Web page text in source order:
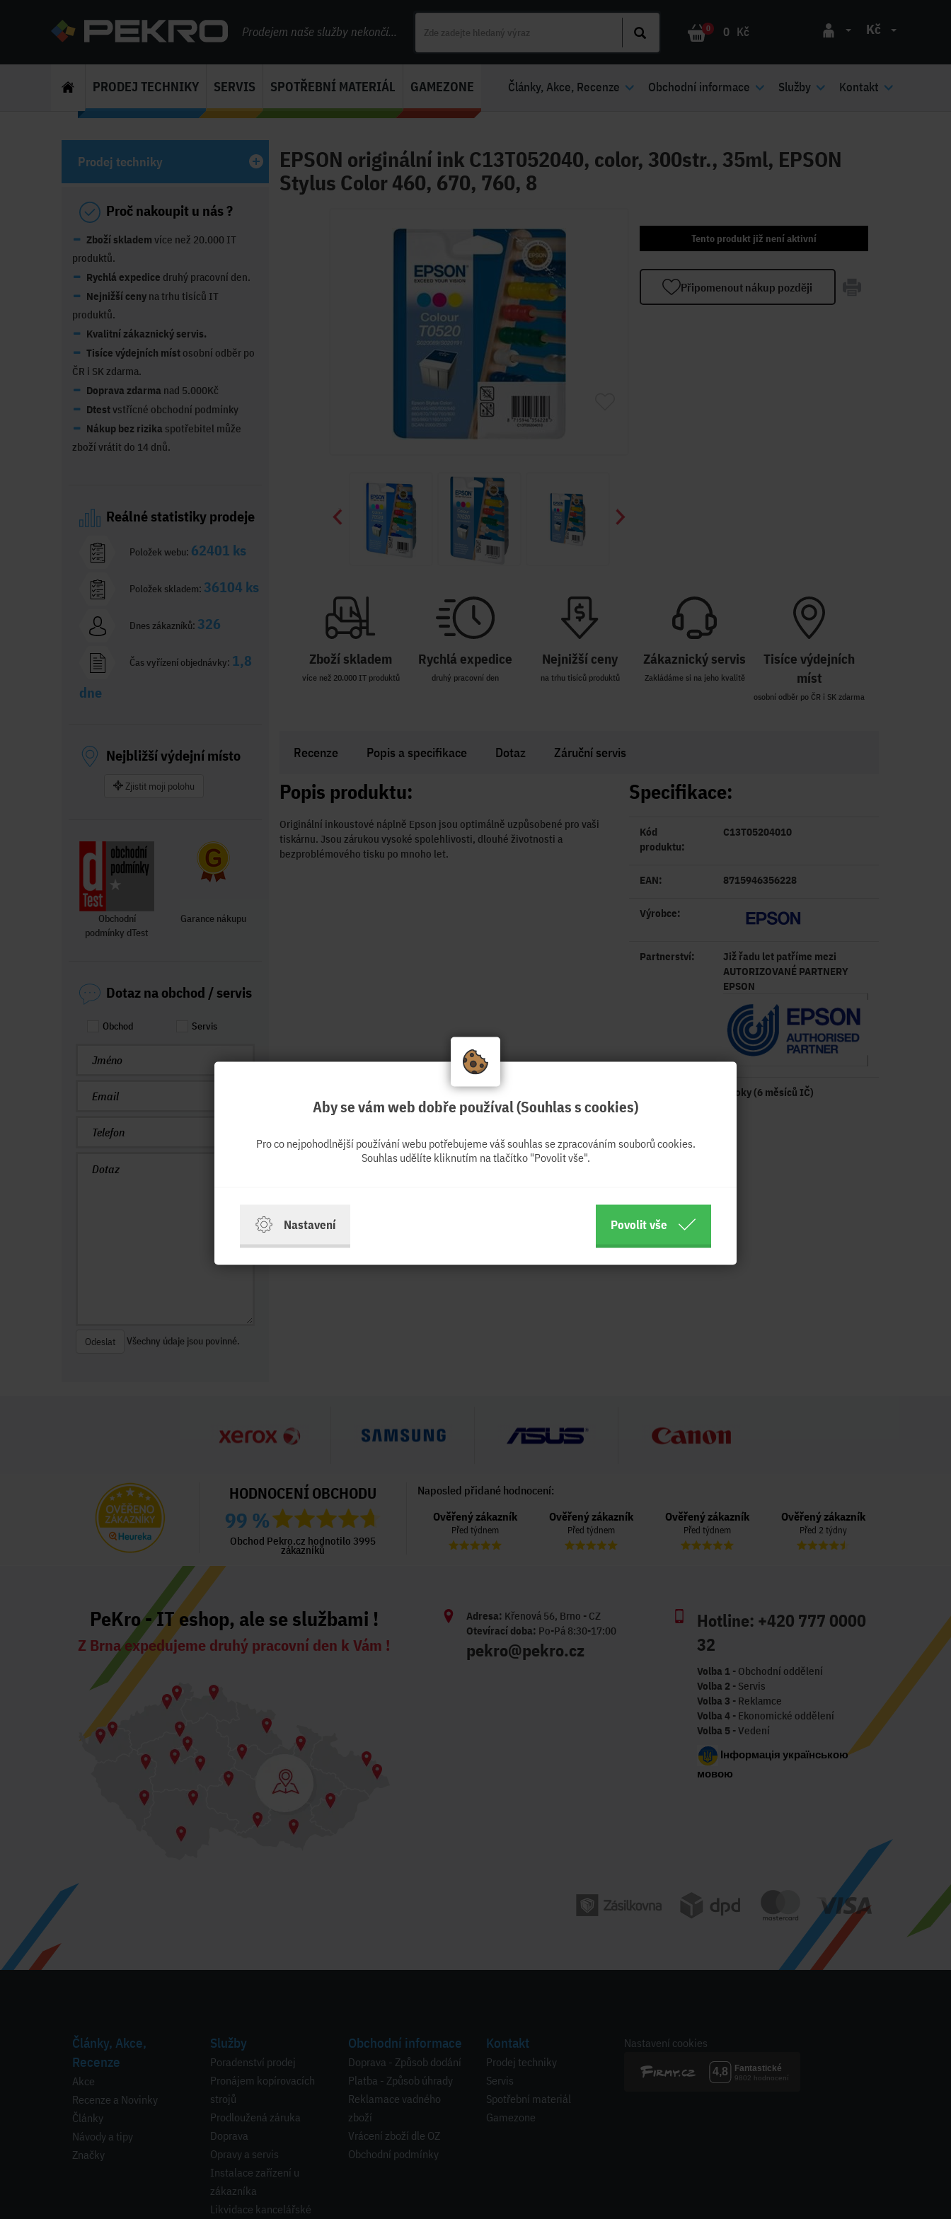
Prodejem naše služby nekončí... 0 0 Kč Kč
PRODEJ TECHNIKY SERVIS SPOTŘEBNÍ MATERIÁL GAMEZONE Články, Akce, Recenze Obchodní informace Služby Kontakt
EPSON originální ink C13T052040, color, 300str., 35ml, EPSON
Stylus Color 460, 670, 760, 8
Tento produkt již není aktivní
Připomenout nákup později
Zboží skladem
více než 20.000 IT produktů
Rychlá expedice
druhý pracovní den
Nejnižší ceny
na trhu tisíců produktů
Zákaznický servis
Zakládáme si na jeho kvalitě
Tisíce výdejních
míst
osobní odběr po ČR i SK zdarma
Recenze Popis a specifikace Dotaz Záruční servis
Popis produktu:
Originální inkoustové náplně Epson jsou optimálně uzpůsobené pro vaši
tiskárnu. Jsou zárukou vysoké spolehlivosti, dlouhé životnosti a
bezproblémového tisku po mnoho let.
Specifikace:
Kód
produktu:
C13T05204010
EAN: 8715946356228
Výrobce:
Partnerství:
Již řadu let patříme mezi
AUTORIZOVANÉ PARTNERY
EPSON
2 roky (6 měsíců IČ)
Prodej techniky
Proč nakoupit u nás ?
Zboží skladem více než 20.000 IT
produktů.
Rychlá expedice druhý pracovní den.
Nejnižší ceny na trhu tisíců IT
produktů.
Kvalitní zákaznický servis.
Tisíce výdejních míst osobní odběr po
ČR i SK zdarma.
Doprava zdarma nad 5.000Kč
Dtestvstřícné obchodní podmínky
Nákup bez rizika spotřebitel může
zboží vrátit do 14 dnů.
Reálné statistiky prodeje
Položek webu: 62401 ks
Položek skladem: 36104 ks
Dnes zákazníků: 326
Čas vyřízení objednávky: 1,8
dne
Nejbližší výdejní místo
Zjistit moji polohu
Obchodní
podmínky dTest
Garance nákupu
Dotaz na obchod / servis
Obchod Servis
Odeslat Všechny údaje jsou povinné.
HODNOCENÍ OBCHODU
99 %
Obchod Pekro.cz hodnotilo 3995
zákazníků
Naposled přidané hodnocení:
Ověřený zákazník
Před 3 dny
Ověřený zákazník
Před 3 dny
Ověřený zákazník
Před týdnem
Ověřený zákazník
Před týdnem
Ověřený zákazník
Před týdnem
Ověřený zákazník
Před týdnem
Ověřený zákazník
Před 2 týdny
PeKro - IT eshop, ale se službami !
Z Brna expedujeme druhý pracovní den k Vám !
Adresa: Křenová 56, Brno - CZ
Otevírací doba: Po-Pá 8:30-17:00
pekro@pekro.cz
Hotline: +420 777 0000
32
Volba 1 - Obchodní oddělení
Volba 2 - Servis
Volba 3 - Reklamce
Volba 4 - Ekonomické oddělení
Volba 5 - Vedení
Інформація українською
мовою
Články, Akce,
Recenze
Akce
Recenze a Novinky
Články
Návody a tipy
Značky
Služby
Poradenství prodej
Pronájem kopírovacích
strojů
Prodloužená záruka
Doprava
Opravy a servis
Instalace zařízení u
zákazníka
Likvidace kancelářské
Obchodní informace
Doprava - Způsob dodání
Platba - Způsob úhrady
Reklamace vadného
zboží
Vrácení zboží dle OZ
Obchodní podmínky
Kontakt
Prodej techniky
Servis
Spotřební materiál
Gamezone
Nastavení cookies
Aby se vám web dobře používal (Souhlas s cookies)
Pro co nejpohodlnější používání webu potřebujeme váš souhlas se zpracováním souborů cookies.
Souhlas udělíte kliknutím na tlačítko "Povolit vše".
Nastavení Povolit vše